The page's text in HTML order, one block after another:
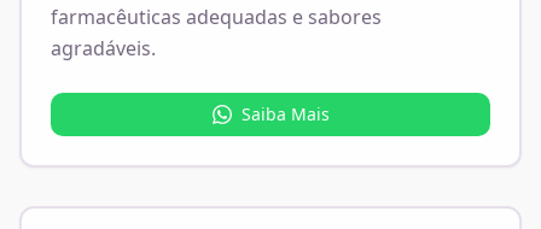
farmacêuticas adequadas e sabores
agradáveis.
Saiba Mais